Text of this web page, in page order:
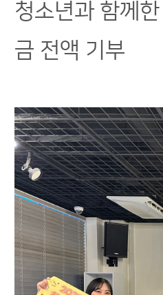
청소년과 함께
금 전액 기부